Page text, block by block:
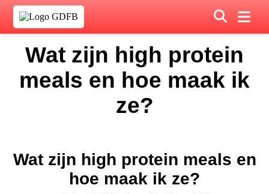
Wat zijn high protein
meals en hoe maak ik
ze?
Wat zijn high protein meals en
hoe maak ik ze?